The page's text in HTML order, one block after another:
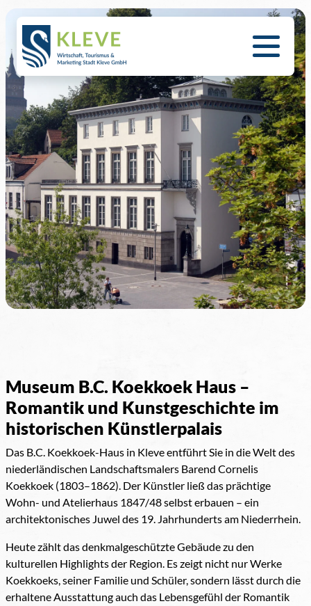
Museum B.C. Koekkoek Haus –
Romantik und Kunstgeschichte im
historischen Künstlerpalais
Das B.C. Koekkoek-Haus in Kleve entführt Sie in die Welt des
niederländischen Landschaftsmalers Barend Cornelis
Koekkoek (1803–1862). Der Künstler ließ das prächtige
Wohn- und Atelierhaus 1847/48 selbst erbauen – ein
architektonisches Juwel des 19. Jahrhunderts am Niederrhein.
Heute zählt das denkmalgeschützte Gebäude zu den
kulturellen Highlights der Region. Es zeigt nicht nur Werke
Koekkoeks, seiner Familie und Schüler, sondern lässt durch die
erhaltene Ausstattung auch das Lebensgefühl der Romantik